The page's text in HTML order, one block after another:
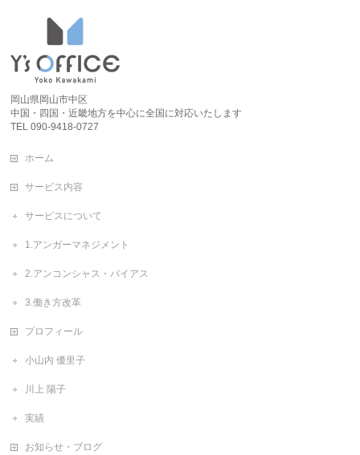
岡山県岡山市中区
中国・四国・近畿地方を中心に全国に対応いたします
TEL 090-9418-0727
ホーム
サービス内容
サービスについて
1.アンガーマネジメント
2.アンコンシャス・バイアス
3.働き方改革
プロフィール
小山内 優里子
川上 陽子
実績
お知らせ・ブログ